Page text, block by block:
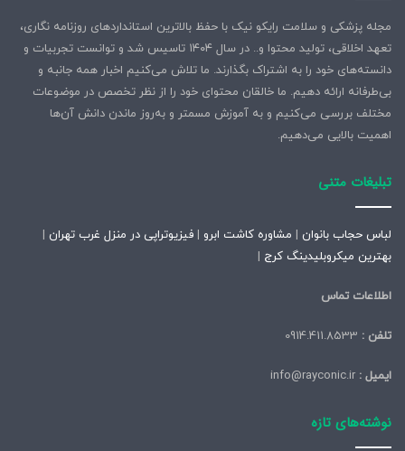
مجله پزشکی و سلامت رایکو نیک با حفظ بالاترین استانداردهای روزنامه نگاری،
تعهد اخلاقی، تولید محتوا و.. در سال ۱۴۰۴ تاسیس شد و توانست تجربیات و
دانسته‌های خود را به اشتراک بگذارند. ما تلاش می‌کنیم اخبار همه جانبه و
بی‌طرفانه ارائه دهیم. ما خالقان محتوای خود را از نظر تخصص در موضوعات
مختلف بررسی می‌کنیم و به آموزش مسمتر و به‌روز ماندن دانش آن‌ها
اهمیت بالایی می‌دهیم.
تبلیغات متنی
لباس حجاب بانوان | مشاوره کاشت ابرو | فیزیوتراپی در منزل غرب تهران |
بهترین میکروبلیدینگ کرج |
اطلاعات تماس
تلفن :
ایمیل :
نوشته‌های تازه